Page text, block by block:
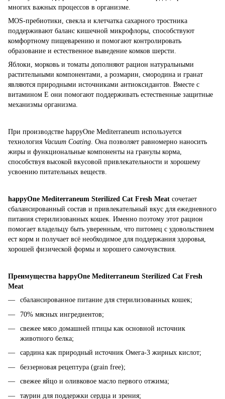
многих важных процессов в организме.
MOS-пребиотики, свекла и клетчатка сахарного тростника
поддерживают баланс кишечной микрофлоры, способствуют
комфортному пищеварению и помогают контролировать
образование и естественное выведение комков шерсти.
Яблоки, морковь и томаты дополняют рацион натуральными
растительными компонентами, а розмарин, смородина и гранат
являются природными источниками антиоксидантов. Вместе с
витамином Е они помогают поддерживать естественные защитные
механизмы организма.
При производстве happyOne Mediterraneum используется
технология Vacuum Coating. Она позволяет равномерно наносить
жиры и функциональные компоненты на гранулы корма,
способствуя высокой вкусовой привлекательности и хорошему
усвоению питательных веществ.
happyOne Mediterraneum Sterilized Cat Fresh Meat сочетает
сбалансированный состав и привлекательный вкус для ежедневного
питания стерилизованных кошек. Именно поэтому этот рацион
помогает владельцу быть уверенным, что питомец с удовольствием
ест корм и получает всё необходимое для поддержания здоровья,
хорошей физической формы и хорошего самочувствия.
Преимущества happyOne Mediterraneum Sterilized Cat Fresh
Meat
сбалансированное питание для стерилизованных кошек;
70% мясных ингредиентов;
свежее мясо домашней птицы как основной источник
животного белка;
сардина как природный источник Омега-3 жирных кислот;
беззерновая рецептура (grain free);
свежее яйцо и оливковое масло первого отжима;
таурин для поддержки сердца и зрения;